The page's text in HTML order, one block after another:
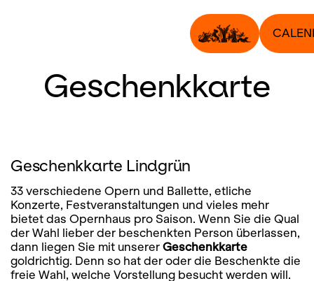
Geschenkkarte
Geschenkkarte Lindgrün
33 verschiedene Opern und Ballette, etliche
Konzerte, Festveranstaltungen und vieles mehr
bietet das Opernhaus pro Saison. Wenn Sie die Qual
der Wahl lieber der beschenkten Person überlassen,
dann liegen Sie mit unserer Geschenkkarte
goldrichtig. Denn so hat der oder die Beschenkte die
freie Wahl, welche Vorstellung besucht werden will.